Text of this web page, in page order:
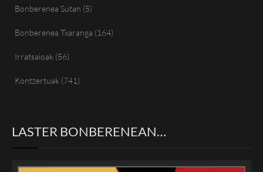
Bonberenea Sutan (5)
Bonberenea Txaranga (164)
Irratsaioak (56)
Kontzertuak (741)
LASTER BONBERENEAN…